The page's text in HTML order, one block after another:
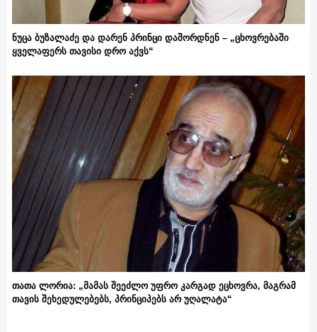
ნუცა ბუზალაძე და დარენ პრინცი დაშორდნენ – „ცხოვრებაში
ყველაფერს თავისი დრო აქვს“
თათა ლორია: „მამას შეეძლო უფრო კარგად ეცხოვრა, მაგრამ
თავის შეხედულებებს, პრინციპებს არ უღალატა“